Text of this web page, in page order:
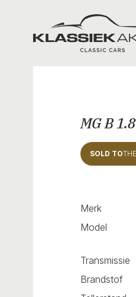
Klassiek Aktief
MG B
SOLD TO
Merk
Model
Transmissie
Brandstof